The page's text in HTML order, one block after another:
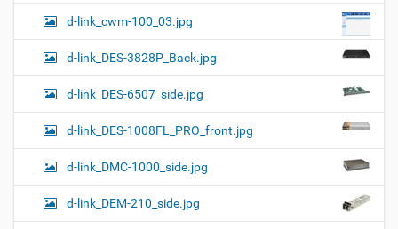
d-link_cwm-100_03.jpg
d-link_DES-3828P_Back.jpg
d-link_DES-6507_side.jpg
d-link_DES-1008FL_PRO_front.jpg
d-link_DMC-1000_side.jpg
d-link_DEM-210_side.jpg